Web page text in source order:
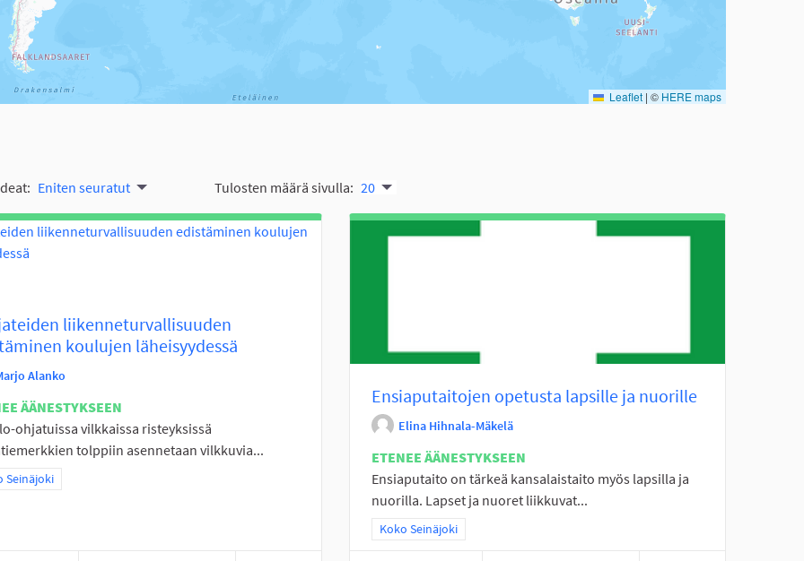
Leaflet | © HERE maps
Eniten seuratut Tulosten määrä sivulla: 20
liikenneturvallisuuden
koulujen läheisyydessä
Alanko
ÄÄNESTYKSEEN
ohjatuissa vilkkaissa risteyksissä
tolppiin asennetaan vilkkuvia...
tulokset teeman mukaan: Koko Seinäjoki
Seinäjoki
Ensiaputaitojen opetusta lapsille ja nuorille
Elina Hihnala-Mäkelä
ETENEE ÄÄNESTYKSEEN
Ensiaputaito on tärkeä kansalaistaito myös lapsilla ja
nuorilla. Lapset ja nuoret liikkuvat...
Rajaa tulokset teeman mukaan: Koko Seinäjoki
Koko Seinäjoki